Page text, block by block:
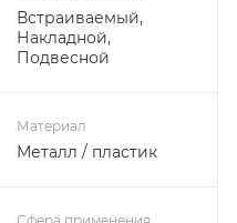
Встраиваемый,
Накладной,
Подвесной
Материал
Металл / пластик